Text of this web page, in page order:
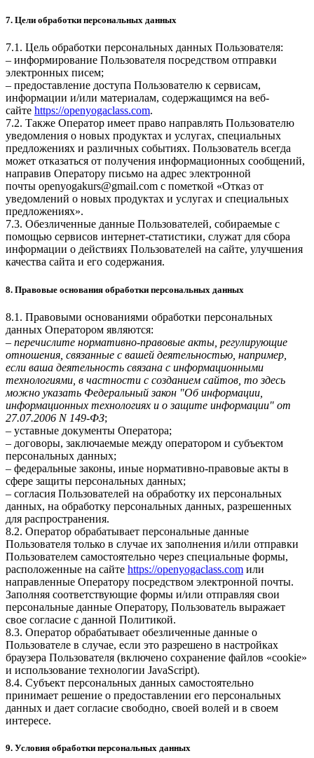
7. Цели обработки персональных данных
7.1. Цель обработки персональных данных Пользователя:
– информирование Пользователя посредством отправки
электронных писем;
– предоставление доступа Пользователю к сервисам,
информации и/или материалам, содержащимся на веб-
сайте https://openyogaclass.com.
7.2. Также Оператор имеет право направлять Пользователю
уведомления о новых продуктах и услугах, специальных
предложениях и различных событиях. Пользователь всегда
может отказаться от получения информационных сообщений,
направив Оператору письмо на адрес электронной
почты openyogakurs@gmail.com с пометкой «Отказ от
уведомлений о новых продуктах и услугах и специальных
предложениях».
7.3. Обезличенные данные Пользователей, собираемые с
помощью сервисов интернет-статистики, служат для сбора
информации о действиях Пользователей на сайте, улучшения
качества сайта и его содержания.
8. Правовые основания обработки персональных данных
8.1. Правовыми основаниями обработки персональных
данных Оператором являются:
– перечислите нормативно-правовые акты, регулирующие
отношения, связанные с вашей деятельностью, например,
если ваша деятельность связана с информационными
технологиями, в частности с созданием сайтов, то здесь
можно указать Федеральный закон "Об информации,
информационных технологиях и о защите информации" от
27.07.2006 N 149-ФЗ;
– уставные документы Оператора;
– договоры, заключаемые между оператором и субъектом
персональных данных;
– федеральные законы, иные нормативно-правовые акты в
сфере защиты персональных данных;
– согласия Пользователей на обработку их персональных
данных, на обработку персональных данных, разрешенных
для распространения.
8.2. Оператор обрабатывает персональные данные
Пользователя только в случае их заполнения и/или отправки
Пользователем самостоятельно через специальные формы,
расположенные на сайте https://openyogaclass.com или
направленные Оператору посредством электронной почты.
Заполняя соответствующие формы и/или отправляя свои
персональные данные Оператору, Пользователь выражает
свое согласие с данной Политикой.
8.3. Оператор обрабатывает обезличенные данные о
Пользователе в случае, если это разрешено в настройках
браузера Пользователя (включено сохранение файлов «cookie»
и использование технологии JavaScript).
8.4. Субъект персональных данных самостоятельно
принимает решение о предоставлении его персональных
данных и дает согласие свободно, своей волей и в своем
интересе.
9. Условия обработки персональных данных